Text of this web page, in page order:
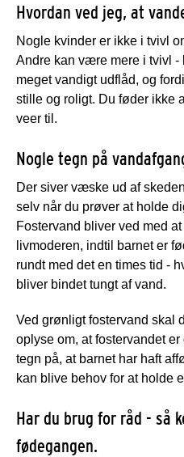
Hvordan ved jeg, at
Nogle kvinder er ikke i tvivl
Andre kan være mere i tvivl -
meget vandigt udflåd, og
stille og roligt. Du føder ikke
veer til.
Nogle tegn på
Der siver væske ud af
selv når du prøver at holde
Fostervand bliver ved med
livmoderen, indtil barnet er
rundt med det en times tid -
bliver bindet tungt af vand.
Ved grønligt fostervand skal
oplyse om, at fostervandet
tegn på, at barnet har haft
kan blive behov for at holde
Har du brug for råd - så
fødegangen.